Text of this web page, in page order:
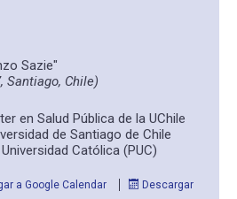
BIBLIOTECA
EDUCATIVA
Sazie"
Santiago, Chile)
en Salud Pública de la UChile
de Santiago de Chile
Católica (PUC)
a Google Calendar
Descargar